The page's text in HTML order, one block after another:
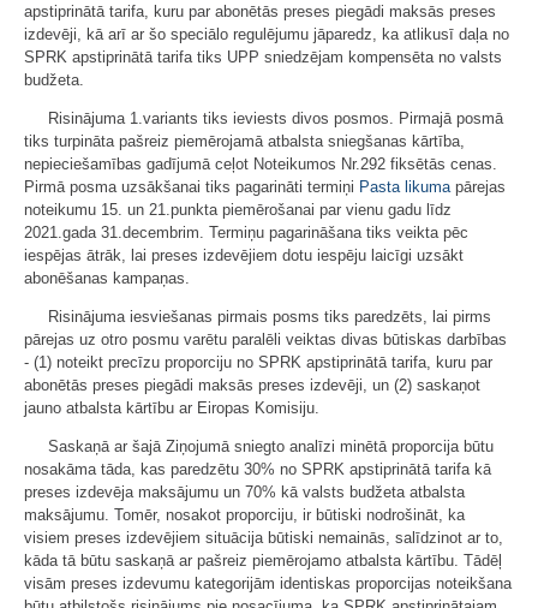
apstiprinātā tarifa, kuru par abonētās preses piegādi maksās preses
izdevēji, kā arī ar šo speciālo regulējumu jāparedz, ka atlikusī daļa no
SPRK apstiprinātā tarifa tiks UPP sniedzējam kompensēta no valsts
budžeta.
Risinājuma 1.variants tiks ieviests divos posmos. Pirmajā posmā
tiks turpināta pašreiz piemērojamā atbalsta sniegšanas kārtība,
nepieciešamības gadījumā ceļot Noteikumos Nr.292 fiksētās cenas.
Pirmā posma uzsākšanai tiks pagarināti termiņi Pasta likuma pārejas
noteikumu 15. un 21.punkta piemērošanai par vienu gadu līdz
2021.gada 31.decembrim. Termiņu pagarināšana tiks veikta pēc
iespējas ātrāk, lai preses izdevējiem dotu iespēju laicīgi uzsākt
abonēšanas kampaņas.
Risinājuma iesviešanas pirmais posms tiks paredzēts, lai pirms
pārejas uz otro posmu varētu paralēli veiktas divas būtiskas darbības
- (1) noteikt precīzu proporciju no SPRK apstiprinātā tarifa, kuru par
abonētās preses piegādi maksās preses izdevēji, un (2) saskaņot
jauno atbalsta kārtību ar Eiropas Komisiju.
Saskaņā ar šajā Ziņojumā sniegto analīzi minētā proporcija būtu
nosakāma tāda, kas paredzētu 30% no SPRK apstiprinātā tarifa kā
preses izdevēja maksājumu un 70% kā valsts budžeta atbalsta
maksājumu. Tomēr, nosakot proporciju, ir būtiski nodrošināt, ka
visiem preses izdevējiem situācija būtiski nemainās, salīdzinot ar to,
kāda tā būtu saskaņā ar pašreiz piemērojamo atbalsta kārtību. Tādēļ
visām preses izdevumu kategorijām identiskas proporcijas noteikšana